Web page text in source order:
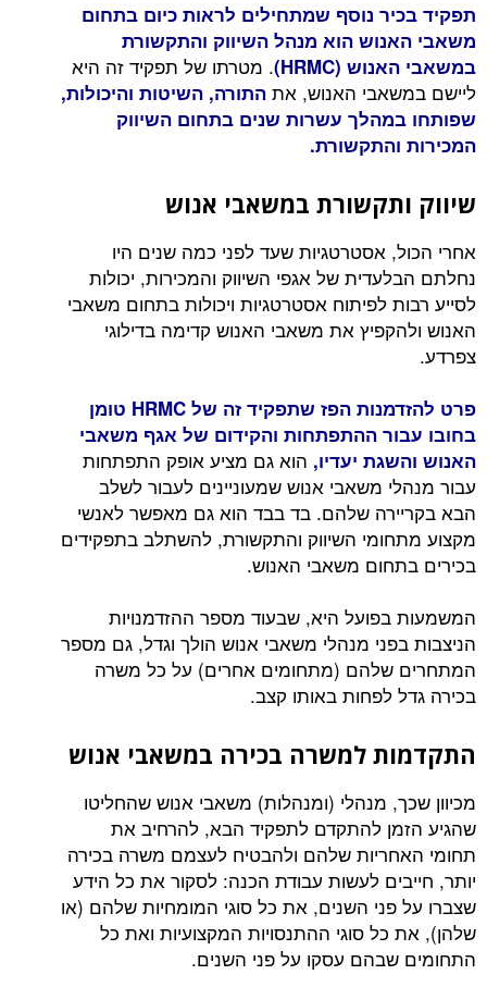
תפקיד בכיר נוסף שמתחילים לראות כיום בתחום
משאבי האנוש הוא מנהל השיווק והתקשורת
במשאבי האנוש (HRMC)
. מטרתו של תפקיד זה היא
ליישם במשאבי האנוש, את התורה, השיטות והיכולות,
שפותחו במהלך עשרות שנים בתחום השיווק
המכירות והתקשורת.
שיווק ותקשורת במשאבי אנוש
אחרי הכול, אסטרטגיות שעד לפני כמה שנים היו
נחלתם הבלעדית של אגפי השיווק והמכירות, יכולות
לסייע רבות לפיתוח אסטרטגיות ויכולות בתחום משאבי
האנוש ולהקפיץ את משאבי האנוש קדימה בדילוגי
צפרדע.
פרט להזדמנות הפז שתפקיד זה של HRMC טומן
בחובו עבור ההתפתחות והקידום של אגף משאבי
האנוש והשגת יעדיו, הוא גם מציע אופק התפתחות
עבור מנהלי משאבי אנוש שמעוניינים לעבור לשלב
הבא בקריירה שלהם. בד בבד הוא גם מאפשר לאנשי
מקצוע מתחומי השיווק והתקשורת, להשתלב בתפקידים
בכירים בתחום משאבי האנוש.
המשמעות בפועל היא, שבעוד מספר ההזדמנויות
הניצבות בפני מנהלי משאבי אנוש הולך וגדל, גם מספר
המתחרים שלהם (מתחומים אחרים) על כל משרה
בכירה גדל לפחות באותו קצב.
התקדמות למשרה בכירה במשאבי אנוש
מכיוון שכך, מנהלי (ומנהלות) משאבי אנוש שהחליטו
שהגיע הזמן להתקדם לתפקיד הבא, להרחיב את
תחומי האחריות שלהם ולהבטיח לעצמם משרה בכירה
יותר, חייבים לעשות עבודת הכנה: לסקור את כל הידע
שצברו על פני השנים, את כל סוגי המומחיות שלהם (או
שלהן), את כל סוגי ההתנסויות המקצועיות ואת כל
התחומים שבהם עסקו על פני השנים.